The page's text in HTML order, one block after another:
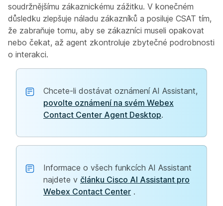
soudržnějšímu zákaznickému zážitku. V konečném
důsledku zlepšuje náladu zákazníků a posiluje CSAT tím,
že zabraňuje tomu, aby se zákazníci museli opakovat
nebo čekat, až agent zkontroluje zbytečné podrobnosti
o interakci.
Chcete-li dostávat oznámení AI Assistant,
povolte oznámení na svém Webex
Contact Center Agent Desktop.
Informace o všech funkcích AI Assistant
najdete v článku Cisco AI Assistant pro
Webex Contact Center .